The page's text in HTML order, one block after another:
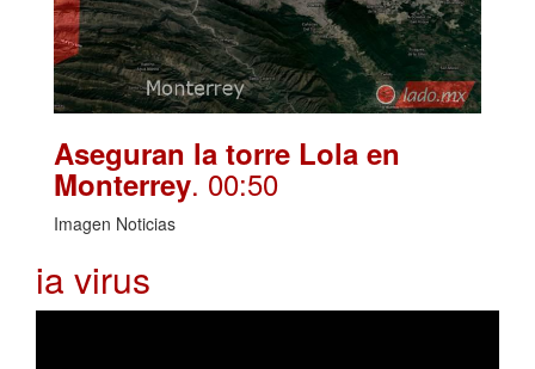
Aseguran la torre Lola en
Monterrey. 00:50
Imagen Noticias
ia virus